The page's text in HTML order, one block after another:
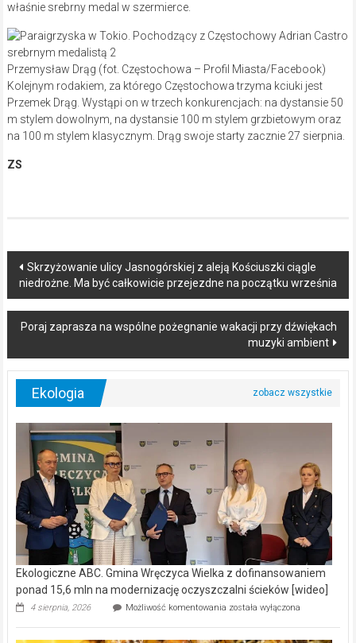
właśnie srebrny medal w szermierce.
Przemysław Drąg (fot. Częstochowa – Profil Miasta/Facebook)
Kolejnym rodakiem, za którego Częstochowa trzyma kciuki jest
Przemek Drąg. Wystąpi on w trzech konkurencjach: na dystansie 50
m stylem dowolnym, na dystansie 100 m stylem grzbietowym oraz
na 100 m stylem klasycznym. Drąg swoje starty zacznie 27 sierpnia.
ZS
Post
navigation
Skrzyżowanie ulicy Jasnogórskiej z aleją Kościuszki ciągle
niedrożne. Ma być całkowicie przejezdne na początku września
Poraj zaprasza na wspólne pożegnanie wakacji przy dźwiękach
muzyki ambient
Ekologia
Ekologiczne ABC. Gmina Wręczyca Wielka z dofinansowaniem
ponad 15,6 mln na modernizację oczyszczalni ścieków [wideo]
4 sierpnia, 2026 Możliwość komentowania Ekologiczne
została wyłączona